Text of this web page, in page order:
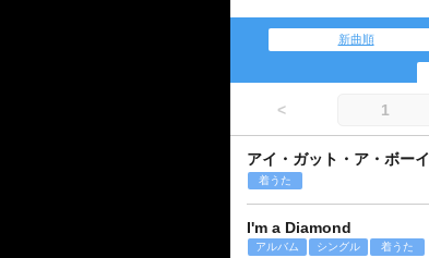
新曲順
< 1
アイ・ガット・ア・ボーイ
着うた
I'm a Diamond
アルバム シングル 着うた